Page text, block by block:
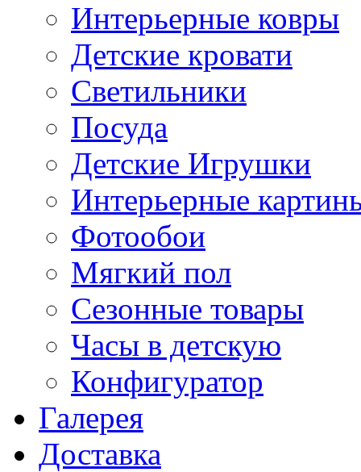
Интерьерные ковры
Детские кровати
Светильники
Посуда
Детские Игрушки
Интерьерные
Фотообои
Мягкий пол
Сезонные товары
Часы в детскую
Конфигуратор
Галерея
Доставка